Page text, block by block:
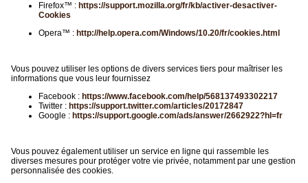
Firefox™ : https://support.mozilla.org/fr/kb/activer-desactiver-
Cookies
Opera™ : http://help.opera.com/Windows/10.20/fr/cookies.html
Vous pouvez utiliser les options de divers services tiers pour maîtriser les
informations que vous leur fournissez
Facebook : https://www.facebook.com/help/568137493302217
Twitter : https://support.twitter.com/articles/20172847
Google : https://support.google.com/ads/answer/2662922?hl=fr
Vous pouvez également utiliser un service en ligne qui rassemble les
diverses mesures pour protéger votre vie privée, notamment par une gestion
personnalisée des cookies.